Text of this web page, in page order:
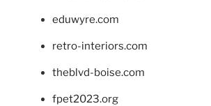
eduwyre.com
retro-interiors.com
theblvd-boise.com
fpet2023.org